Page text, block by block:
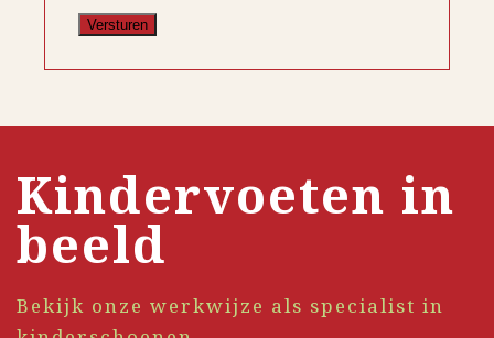
Kindervoeten in
beeld
Bekijk onze werkwijze als specialist in